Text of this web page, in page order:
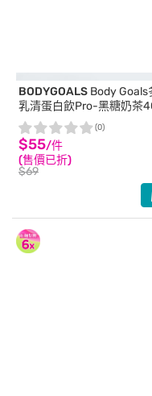
BODYGOALS Body Goals
乳清蛋白飲Pro-黑糖奶茶
包
$55/件
(售價已折)
$69
(0)